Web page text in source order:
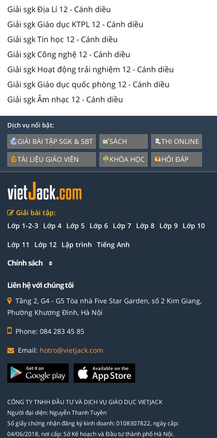
Giải sgk Địa Lí 12 - Cánh diều
Giải sgk Giáo dục KTPL 12 - Cánh diều
Giải sgk Tin học 12 - Cánh diều
Giải sgk Công nghệ 12 - Cánh diều
Giải sgk Hoạt động trải nghiệm 12 - Cánh diều
Giải sgk Giáo dục quốc phòng 12 - Cánh diều
Giải sgk Âm nhạc 12 - Cánh diều
Dịch vụ nổi bật:
GIẢI BÀI TẬP SGK & SBT
TÀI LIỆU GIÁO VIÊN
SÁCH
KHÓA HỌC
THI ONLINE
HỎI ĐÁP
Giải bài tập:
Lớp 1-2-3 Lớp 4 Lớp 5 Lớp 6 Lớp 7 Lớp 8 Lớp 9 Lớp 10
Lớp 11 Lớp 12 Lập trình Tiếng Anh
Chính sách
Liên hệ với chúng tôi
Tầng 2, G4 - G5 Tòa nhà Five Star Garden, số 2 Kim Giang,
Phường Khương Đình, Hà Nội
Phone: 084 283 45 85
Email: hotro@vietjack.com
CÔNG TY TNHH ĐẦU TƯ VÀ DỊCH VỤ GIÁO DỤC VIETJACK
Người đại diện: Nguyễn Thanh Tuyền
Số giấy chứng nhận đăng ký kinh doanh: 0108307822, ngày cấp:
04/06/2018, nơi cấp: Sở Kế hoạch và Đầu tư thành phố Hà Nội.